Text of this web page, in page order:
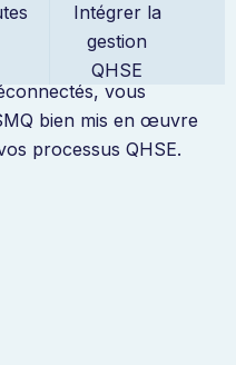
Intégrer la
gestion
QHSE
sont essentiels. Si vos
vous
bien mis en œuvre
processus QHSE.